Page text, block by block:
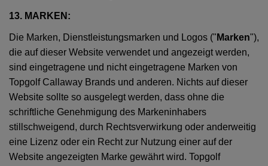
13. MARKEN:
Die Marken, Dienstleistungsmarken und Logos (" Marken"),
die auf dieser Website verwendet und angezeigt werden,
sind eingetragene und nicht eingetragene Marken von
Topgolf Callaway Brands und anderen. Nichts auf dieser
Website sollte so ausgelegt werden, dass ohne die
schriftliche Genehmigung des Markeninhabers
stillschweigend, durch Rechtsverwirkung oder anderweitig
eine Lizenz oder ein Recht zur Nutzung einer auf der
Website angezeigten Marke gewährt wird. Topgolf